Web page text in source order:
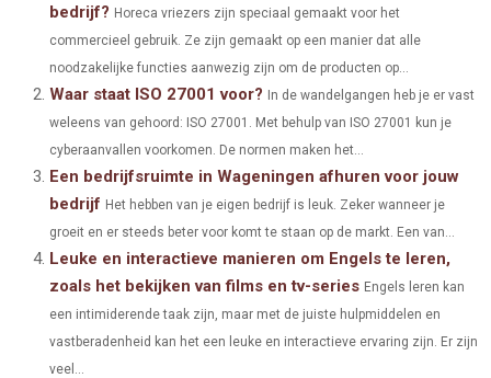
R
O
W
T
E
R
)
R
O
E
O
K
R
O
T
R
S
T
R
O
K
D
N
O
bedrijf? Horeca vriezers zijn speciaal gemaakt voor het
commercieel gebruik. Ze zijn gemaakt op een manier dat alle
noodzakelijke functies aanwezig zijn om de producten op...
Waar staat ISO 27001 voor? In de wandelgangen heb je er vast
weleens van gehoord: ISO 27001. Met behulp van ISO 27001 kun je
cyberaanvallen voorkomen. De normen maken het...
Een bedrijfsruimte in Wageningen afhuren voor jouw
bedrijf Het hebben van je eigen bedrijf is leuk. Zeker wanneer je
groeit en er steeds beter voor komt te staan op de markt. Een van...
Leuke en interactieve manieren om Engels te leren,
zoals het bekijken van films en tv-series Engels leren kan
een intimiderende taak zijn, maar met de juiste hulpmiddelen en
vastberadenheid kan het een leuke en interactieve ervaring zijn. Er zijn
veel...